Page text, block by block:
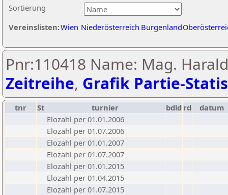
Sortierung
Vereinslisten:Wien Niederösterreich Burgenland
Pnr:110418 Name: Mag.
Zeitreihe, Grafik Partie-
tnr St turnier bdld rd
datum
Elozahl per 01.01.2006
Elozahl per 01.07.2006
Elozahl per 01.01.2007
Elozahl per 01.07.2007
Elozahl per 01.01.2015
Elozahl per 01.04.2015
Elozahl per 01.07.2015